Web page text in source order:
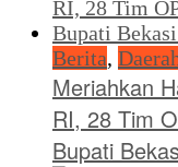
Berita,
Meriahkan
RI, 28 Tim
Bupati